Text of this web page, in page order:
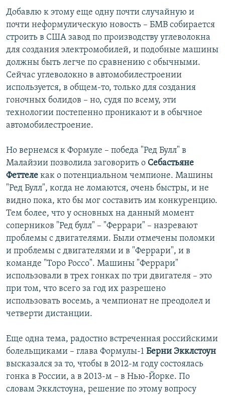
Добавлю к этому еще одну почти случайную и
почти неформулическую новость – БМВ собирается
строить в США завод по производству углеволокна
для создания электромобилей, и подобные машины
должны быть легче по сравнению с обычными.
Сейчас углеволокно в автомобилестроении
используется, в общем-то, только для создания
гоночных болидов – но, судя по всему, эти
технологии постепенно проникают и в обычное
автомобилестроение.
Но вернемся к Формуле – победа "Ред Булл" в
Малайзии позволила заговорить о Себастьяне
Феттеле как о потенциальном чемпионе. Машины
"Ред Булл", когда не ломаются, очень быстры, и не
видно пока, кто бы мог составить им конкуренцию.
Тем более, что у основных на данный момент
соперников "Ред булл" – "Феррари" – назревают
проблемы с двигателями. Были отмечены поломки
и проблемы с двигателями и в "Феррари", и в
команде "Торо Россо". Машины "Феррари"
использовали в трех гонках по три двигателя – это
при том, что всего за год их разрешено
использовать восемь, а чемпионат не преодолел и
четверти дистанции.
Еще одна тема, радостно встреченная российскими
болельщиками – глава Формулы-1 Берни Экклстоун
высказался за то, чтобы в 2012-м году состоялась
гонка в России, а в 2013-м – в Нью-Йорке. По
словам Экклстоуна, решение по этому вопросу